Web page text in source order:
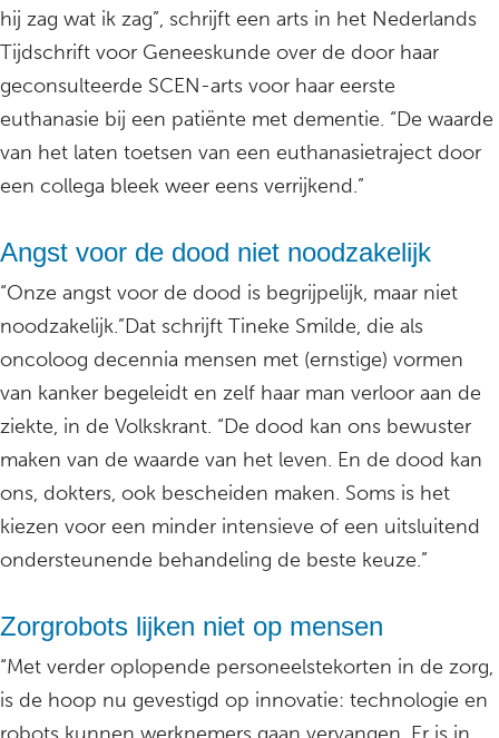
hij zag wat ik zag”, schrijft een arts in het Nederlands
Tijdschrift voor Geneeskunde over de door haar
geconsulteerde SCEN-arts voor haar eerste
euthanasie bij een patiënte met dementie. “De waarde
van het laten toetsen van een euthanasietraject door
een collega bleek weer eens verrijkend.”
Angst voor de dood niet noodzakelijk
“Onze angst voor de dood is begrijpelijk, maar niet
noodzakelijk.”Dat schrijft Tineke Smilde, die als
oncoloog decennia mensen met (ernstige) vormen
van kanker begeleidt en zelf haar man verloor aan de
ziekte, in de Volkskrant. “De dood kan ons bewuster
maken van de waarde van het leven. En de dood kan
ons, dokters, ook bescheiden maken. Soms is het
kiezen voor een minder intensieve of een uitsluitend
ondersteunende behandeling de beste keuze.”
Zorgrobots lijken niet op mensen
“Met verder oplopende personeelstekorten in de zorg,
is de hoop nu gevestigd op innovatie: technologie en